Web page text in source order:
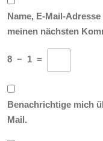
Name, E-Mail-
meinen nächsten
8 − 1 =
Benachrichtige mich
Mail.